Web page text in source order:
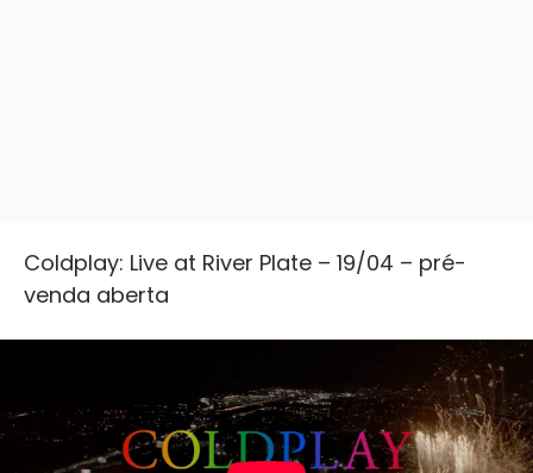
Coldplay: Live at River Plate – 19/04 – pré-
venda aberta